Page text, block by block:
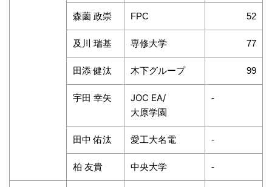
森薗 政崇 FPC 52
及川 瑞基 専修大学 77
田添 健汰 木下グループ 99
宇田 幸矢
JOC EA/
大原学園
-
田中 佑汰 愛工大名電 -
柏 友貴 中央大学 -